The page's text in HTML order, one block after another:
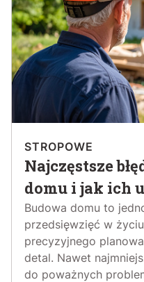
STROPOWE
Najczęstsze
domu i jak ich
Budowa domu to
przedsięwzięć w
precyzyjnego
detal. Nawet
do poważnych